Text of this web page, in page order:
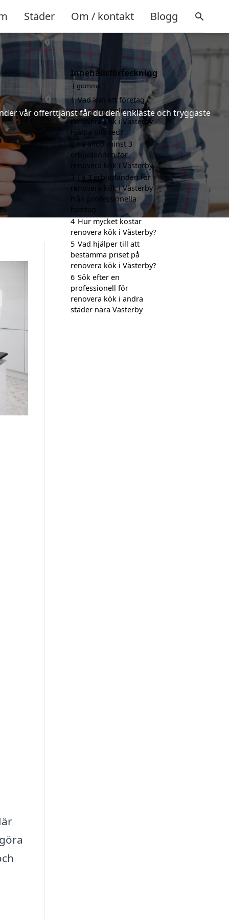
Städer Om / kontakt Blogg
vår offerttjänst får du den enklaste och tryggaste
Innehållsförteckning
gömma
1 Vad kan ett företag
som är specialiserat på
renovera kök i Västerby
hjälpa till med?
2 Få alltid minst 3
erbjudanden för
renovera kök i Västerby
3 Få 3 erbjudanden för
renovera kök i Västerby
från professionella
företag
4 Hur mycket kostar
renovera kök i Västerby?
5 Vad hjälper till att
bestämma priset på
renovera kök i Västerby?
6 Sök efter en
professionell för
renovera kök i andra
städer nära Västerby